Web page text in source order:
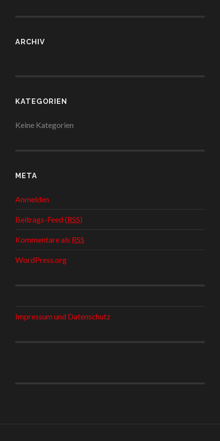
ARCHIV
KATEGORIEN
Keine Kategorien
META
Anmelden
Beitrags-Feed (RSS)
Kommentare als RSS
WordPress.org
Impressum und Datenschutz